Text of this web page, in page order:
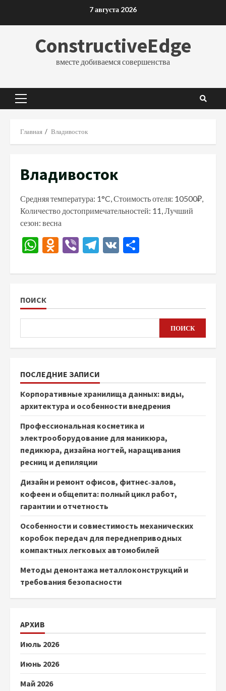
7 августа 2026
ConstructiveEdge
вместе добиваемся совершенства
Основное
Главная Владивосток
Владивосток
Средняя температура: 1°C, Стоимость отеля: 10500₽,
Количество достопримечательностей: 11, Лучший
сезон: весна
WhatsApp
Odnoklassniki
ViberTelegram
VK
ПОИСК
ПОИСК
ПОСЛЕДНИЕ ЗАПИСИ
Корпоративные хранилища данных: виды,
архитектура и особенности внедрения
Профессиональная косметика и
электрооборудование для маникюра,
педикюра, дизайна ногтей, наращивания
ресниц и депиляции
Дизайн и ремонт офисов, фитнес‑залов,
кофеен и общепита: полный цикл работ,
гарантии и отчетность
Особенности и совместимость механических
коробок передач для переднеприводных
компактных легковых автомобилей
Методы демонтажа металлоконструкций и
требования безопасности
АРХИВ
Июль 2026
Июнь 2026
Май 2026